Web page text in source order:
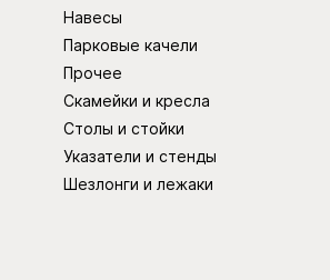
Навесы
Парковые качели
Прочее
Скамейки и кресла
Столы и стойки
Указатели и стенды
Шезлонги и лежаки